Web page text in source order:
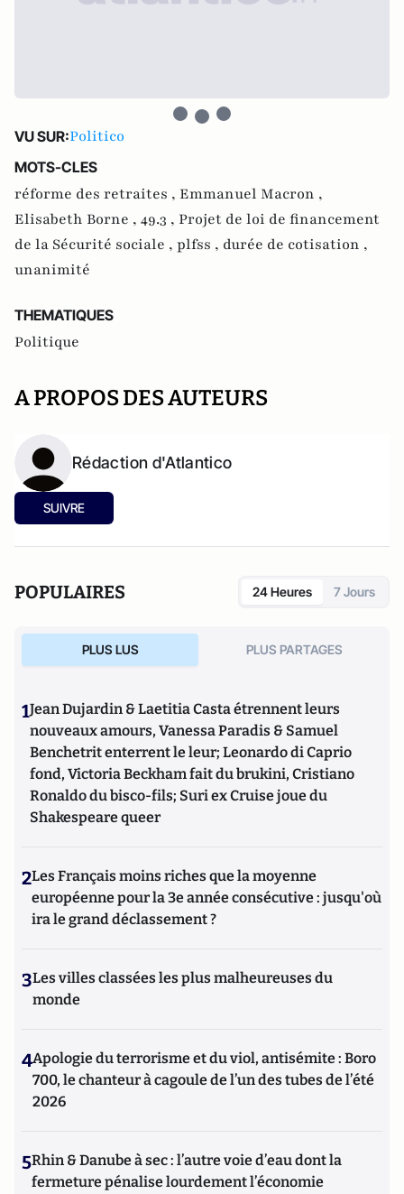
VU SUR:Politico
MOTS-CLES
réforme des retraites , Emmanuel Macron ,
Elisabeth Borne , 49.3 , Projet de loi de financement
de la Sécurité sociale , plfss , durée de cotisation ,
unanimité
THEMATIQUES
Politique
A PROPOS DES AUTEURS
Rédaction d'Atlantico
SUIVRE
POPULAIRES 24 Heures 7 Jours
PLUS LUS PLUS PARTAGES
1Jean Dujardin & Laetitia Casta étrennent leurs
nouveaux amours, Vanessa Paradis & Samuel
Benchetrit enterrent le leur; Leonardo di Caprio
fond, Victoria Beckham fait du brukini, Cristiano
Ronaldo du bisco-fils; Suri ex Cruise joue du
Shakespeare queer
2Les Français moins riches que la moyenne
européenne pour la 3e année consécutive : jusqu'où
ira le grand déclassement ?
3Les villes classées les plus malheureuses du
monde
4Apologie du terrorisme et du viol, antisémite : Boro
700, le chanteur à cagoule de l’un des tubes de l’été
2026
5Rhin & Danube à sec : l’autre voie d’eau dont la
fermeture pénalise lourdement l’économie